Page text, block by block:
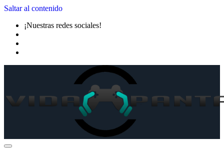
Saltar al contenido
¡Nuestras redes sociales!